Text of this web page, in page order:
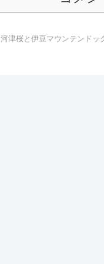
河津桜と伊豆マウンテンドッ